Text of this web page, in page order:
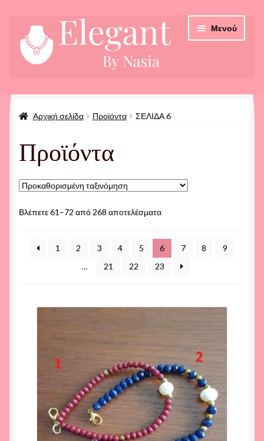
Απευθείας
μετάβαση
στην
πλοήγηση
Μετάβαση
σε
περιεχόμενο
Μενού
Checkout
Καλάθι
Οδηγίες Παραγγελίας
Προϊόντα
Αρχική σελίδα Προϊόντα ΣΕΛΊΔΑ 6
Προϊόντα
Βλέπετε 61–72 από 268 αποτελέσματα
1 2 3 4 5 6 7 8
9
…
21 22 23